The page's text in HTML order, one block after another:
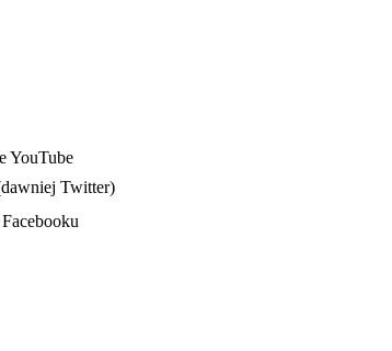
YouTube
Twitter)